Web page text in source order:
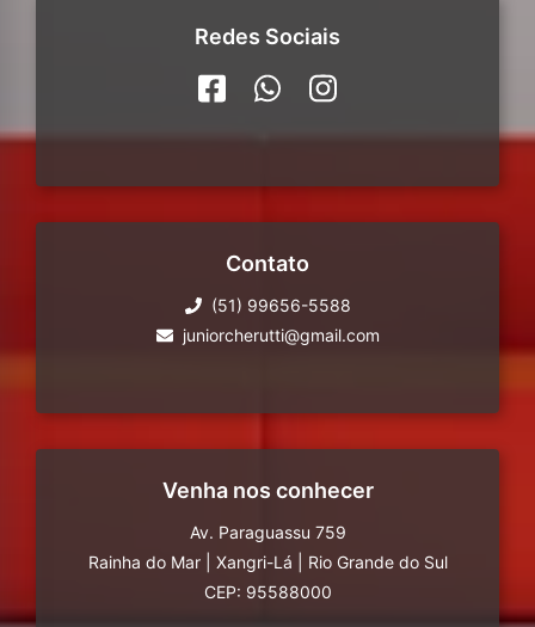
Redes Sociais
Contato
(51) 99656-5588
juniorcherutti@gmail.com
Venha nos conhecer
Av. Paraguassu 759
Rainha do Mar
Xangri-Lá
Rio Grande do Sul
CEP: 95588000